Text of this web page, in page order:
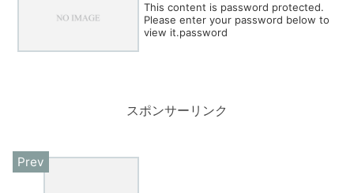
This content is password protected.
Please enter your password below to
view it.password
スポンサーリンク